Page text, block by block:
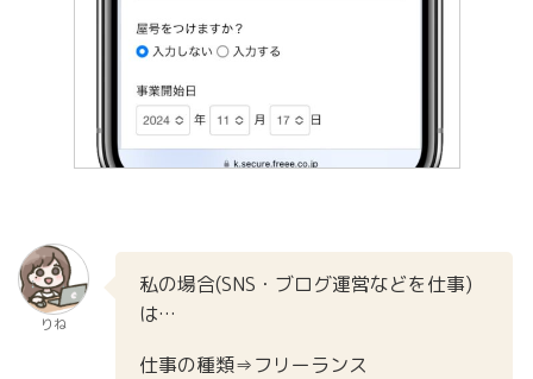
りね
私の場合(SNS・ブログ運営などを仕事)
は…
仕事の種類⇒フリーランス